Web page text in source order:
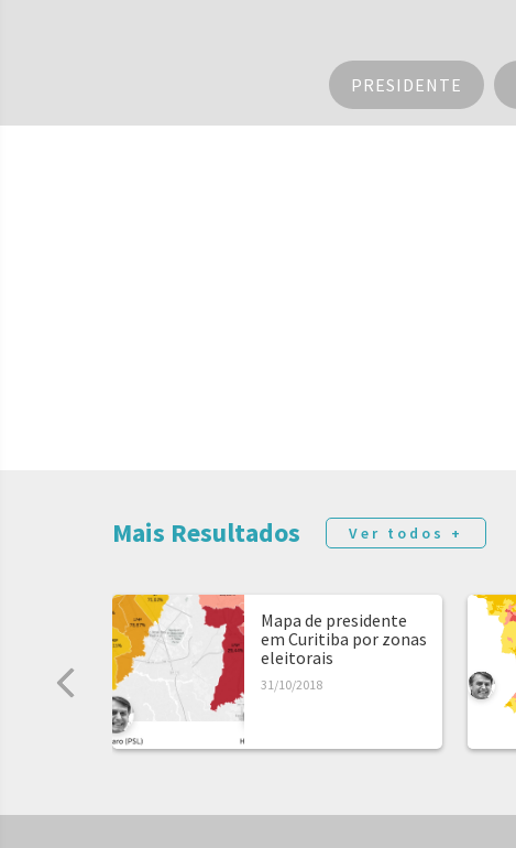
PRESIDENTE
Mais Resultados Ver todos +
Mapa de presidente
em Curitiba por zonas
eleitorais
31/10/2018